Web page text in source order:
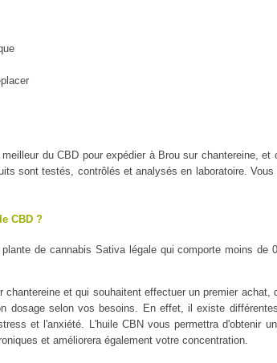
du CBD pour expédier à Brou sur chantereine,
sont testés, contrôlés et analysés en laboratoire.
CBD ?
de cannabis Sativa légale qui comporte moins
et qui souhaitent effectuer un premier
dosage selon vos besoins. En effet, il existe
et l'anxiété. L'huile CBN vous permettra d'obtenir
et améliorera également votre concentration.